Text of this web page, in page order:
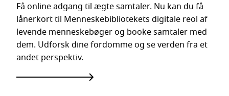
Få online adgang til ægte samtaler. Nu kan du få
lånerkort til Menneskebibliotekets digitale reol af
levende menneskebøger og booke samtaler med
dem. Udforsk dine fordomme og se verden fra et
andet perspektiv.